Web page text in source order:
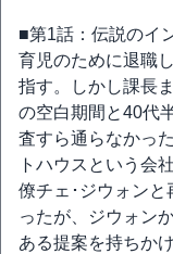
■第1話：伝説のイ
育児のために退職
指す。しかし課長
の空白期間と40代
査すら通らなかっ
トハウスという会
僚チェ･ジウォン
ったが、ジウォン
ある提案を持ちか